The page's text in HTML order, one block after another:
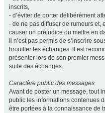
inscrits,
- d’éviter de porter délibérément
- de ne pas diffuser de rumeurs
causer un préjudice ou mettre en
Il n’est pas permis de s’inscrire
brouiller les échanges. Il est
présenter lors de son premier
suite des échanges.
Caractère public des messages
Avant de poster un message, tout
public les informations contenues
être portées à la connaissance de